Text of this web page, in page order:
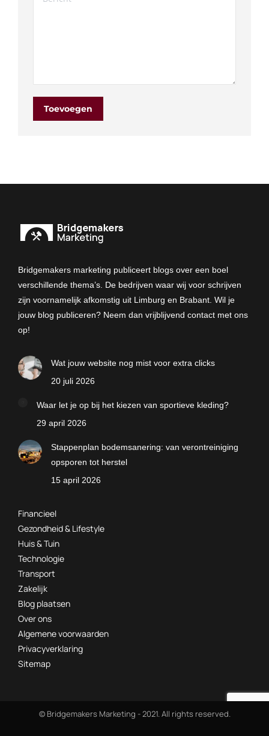
Toevoegen
Bridgemakers marketing publiceert blogs over een boel
verschillende thema’s. De bedrijven waar wij voor schrijven
zijn voornamelijk afkomstig uit Limburg en Brabant. Wil je
jouw blog publiceren? Neem dan vrijblijvend contact met ons
op!
Wat jouw website nog mist voor extra clicks
20 juli 2026
Waar let je op bij het kiezen van sportieve kleding?
29 april 2026
Stappenplan bodemsanering: van verontreiniging
opsporen tot herstel
15 april 2026
Financieel
Gezondheid & Lifestyle
Huis & Tuin
Technologie
Transport
Zakelijk
Blog plaatsen
Over ons
Algemene voorwaarden
Privacyverklaring
Sitemap
© Bridgemakers Marketing - 2021. All rights reserved.